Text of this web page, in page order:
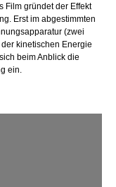
Film gründet der Effekt
Erst im abgestimmten
(zwei
kinetischen Energie
beim Anblick die
ein.